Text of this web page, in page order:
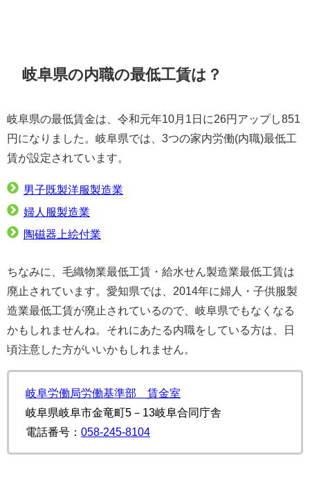
岐阜県の内職の最低工賃は？
岐阜県の最低賃金は、令和元年10月1日に26円アップし851
円になりました。岐阜県では、3つの家内労働(内職)最低工
賃が設定されています。
男子既製洋服製造業
婦人服製造業
陶磁器上絵付業
ちなみに、毛織物業最低工賃・給水せん製造業最低工賃は
廃止されています。愛知県では、2014年に婦人・子供服製
造業最低工賃が廃止されているので、岐阜県でもなくなる
かもしれませんね。それにあたる内職をしている方は、日
頃注意した方がいいかもしれません。
岐阜労働局労働基準部 賃金室
岐阜県岐阜市金竜町5－13岐阜合同庁舎
電話番号： 058-245-8104